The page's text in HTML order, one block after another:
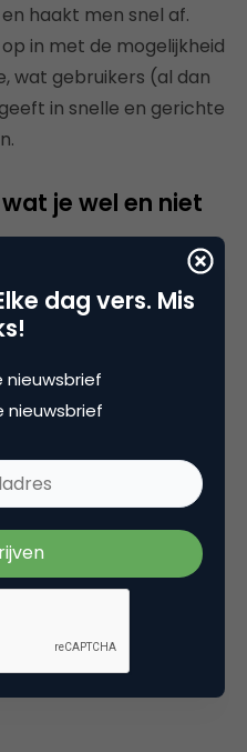
haakt men snel af.
in met de mogelijkheid
wat gebruikers (al dan
in snelle en gerichte
je wel en niet
te weten en hun
minder vertrouwd
over wat ze wel en niet
bewaart veel
burger en consument.
doen met die data
hij wel en niet over mij
gevolgen hebben.
Esser boven een
zijn afscheid te nemen
dag vers. Mis
nieuwsbrief
nieuwsbrief